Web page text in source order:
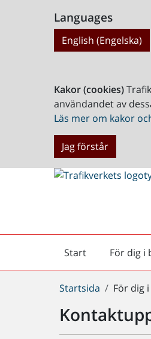
Languages
English (Engelska)
Kakor (cookies)
användandet av
Läs mer om kakor
Jag förstår
Start
Startsida För dig i
Du
här:
Startsida För dig